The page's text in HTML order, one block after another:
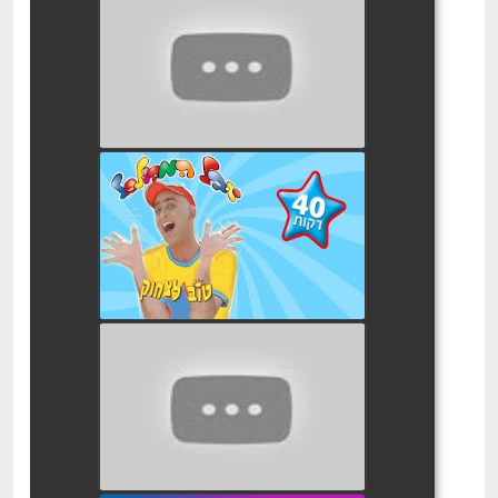
watch video
יובל המבולבל טוב לצחוק
הסרט
watch video
watch video